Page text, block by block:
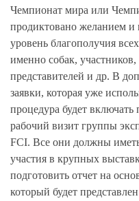
Чемпионат мира или
продиктовано желанием и
уровень благополучия
именно собак,
представителей и др. В
заявки, которая уже
процедура будет
рабочий визит группы
FCI. Все они должны
участия в крупных
подготовить отчет на
который будет